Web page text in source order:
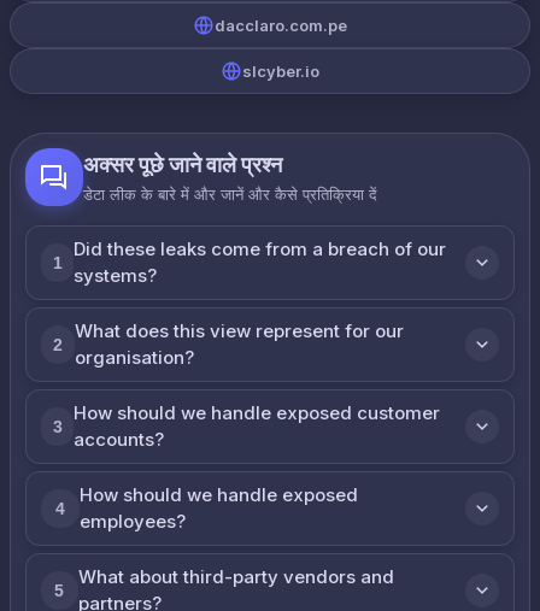
dacclaro.com.pe
slcyber.io
अक्सर पूछे जाने वाले प्रश्न
डेटा लीक के बारे में और जानें और कैसे प्रतिक्रिया दें
1
Did these leaks come from a breach of our
systems?
2
What does this view represent for our
organisation?
3
How should we handle exposed customer
accounts?
4
How should we handle exposed
employees?
5
What about third-party vendors and
partners?